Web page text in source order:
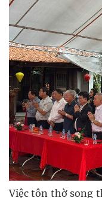
Việc tôn thờ song